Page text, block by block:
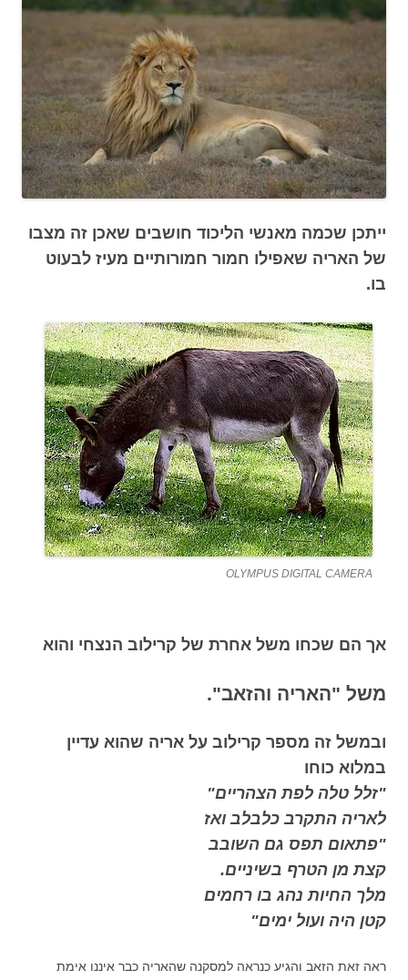
ייתכן שכמה מאנשי הליכוד חושבים שאכן זה מצבו
של האריה שאפילו חמור חמורותיים מעיז לבעוט
בו.
OLYMPUS DIGITAL CAMERA
אך הם שכחו משל אחרת של קרילוב הנצחי והוא
משל "האריה והזאב".
ובמשל זה מספר קרילוב על אריה שהוא עדיין
במלוא כוחו
"זלל טלה לפת הצהריים"
לאריה התקרב כלבלב ואז
"פתאום תפס גם השובב
קצת מן הטרף בשיניים.
מלך החיות נהג בו רחמים
קטן היה ועול ימים"
ראה זאת הזאב והגיע כנראה למסקנה שהאריה כבר איננו אימת